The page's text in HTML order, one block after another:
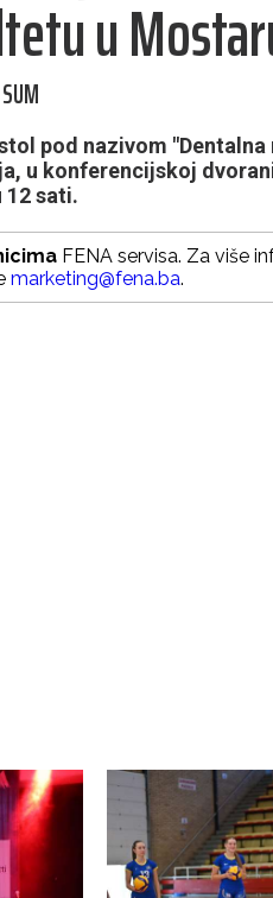
u
pod nazivom
u konferencijskoj
12 sati.
FENA servisa. Za više
marketing@fena.ba.